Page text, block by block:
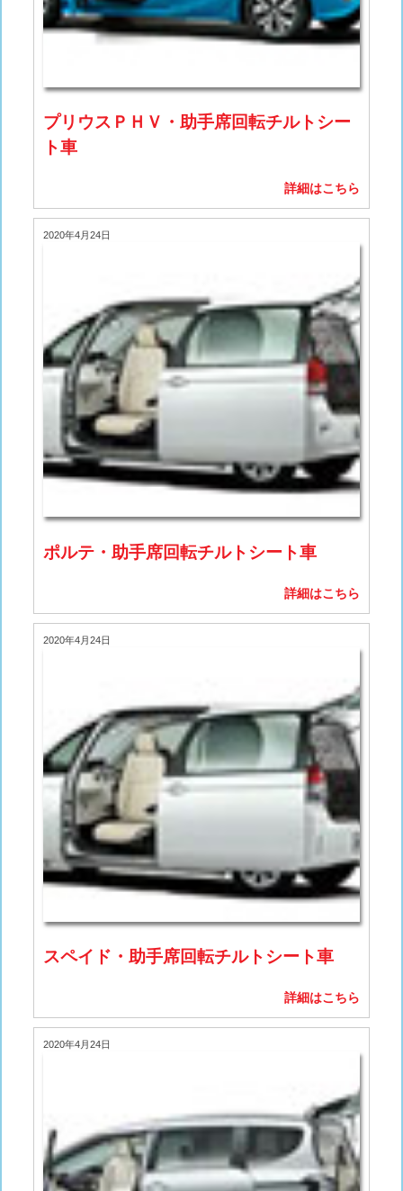
プリウスＰＨＶ・助手席回転チルトシー
ト車
詳細はこちら
2020年4月24日
ポルテ・助手席回転チルトシート車
詳細はこちら
2020年4月24日
スペイド・助手席回転チルトシート車
詳細はこちら
2020年4月24日